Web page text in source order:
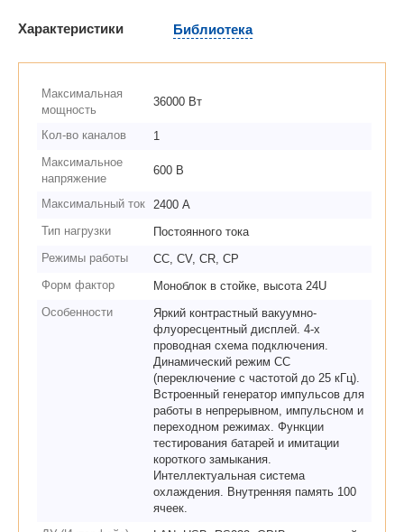
Характеристики Библиотека
Максимальная
мощность
36000 Вт
Кол-во каналов
1
Максимальное
напряжение
600 В
Максимальный ток 2400 А
Тип нагрузки
Постоянного тока
Режимы работы
CC, CV, CR, CP
Форм фактор
Моноблок в стойке, высота 24U
Особенности
Яркий контрастный вакуумно-
флуоресцентный дисплей. 4-х
проводная схема подключения.
Динамический режим CC
(переключение с частотой до 25 кГц).
Встроенный генератор импульсов для
работы в непрерывном, импульсном и
переходном режимах. Функции
тестирования батарей и имитации
короткого замыкания.
Интеллектуальная система
охлаждения. Внутренняя память 100
ячеек.